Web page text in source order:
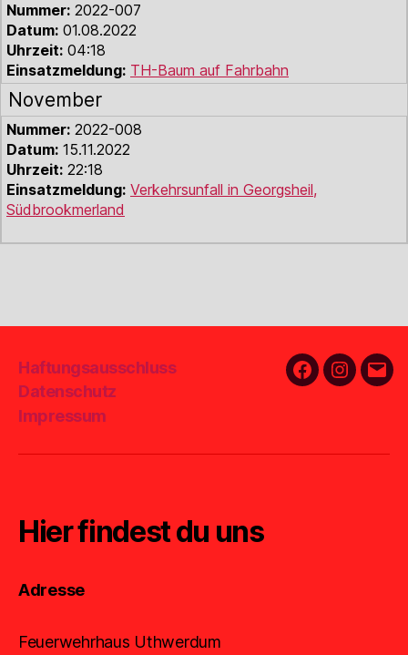
Nummer: 2022-007
Datum: 01.08.2022
Uhrzeit: 04:18
Einsatzmeldung: TH-Baum auf Fahrbahn
November
Nummer: 2022-008
Datum: 15.11.2022
Uhrzeit: 22:18
Einsatzmeldung: Verkehrsunfall in Georgsheil,
Südbrookmerland
Haftungsausschluss
Datenschutz
Impressum
FacebookE-
Hier findest du uns
Adresse
Feuerwehrhaus Uthwerdum